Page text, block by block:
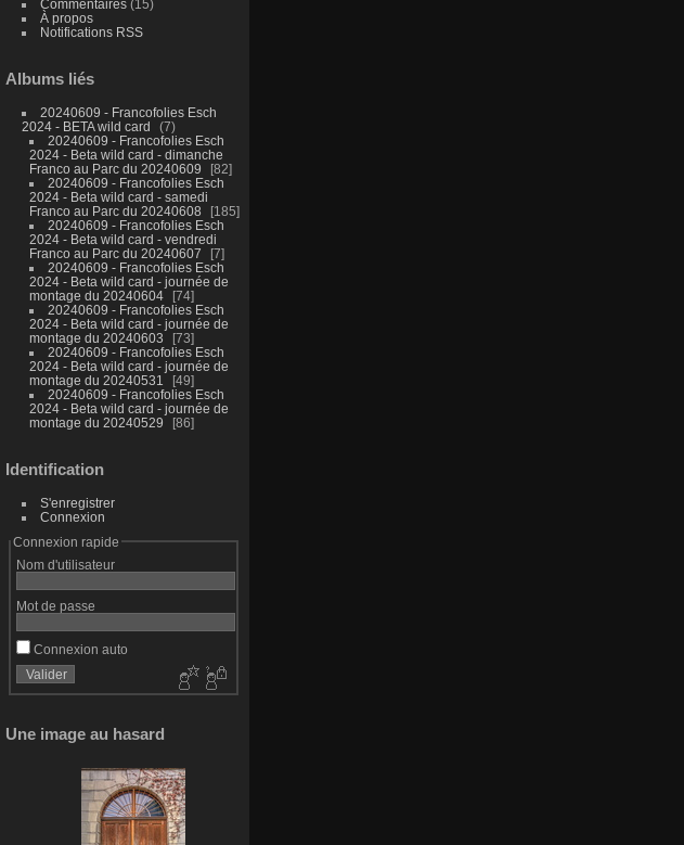
Commentaires(15)
À propos
Notifications RSS
Albums liés
20240609 - Francofolies Esch
2024 - BETA wild card
7
20240609 - Francofolies Esch
2024 - Beta wild card - dimanche
Franco au Parc du 20240609
82
20240609 - Francofolies Esch
2024 - Beta wild card - samedi
Franco au Parc du 20240608
185
20240609 - Francofolies Esch
2024 - Beta wild card - vendredi
Franco au Parc du 20240607
7
20240609 - Francofolies Esch
2024 - Beta wild card - journée de
montage du 20240604
74
20240609 - Francofolies Esch
2024 - Beta wild card - journée de
montage du 20240603
73
20240609 - Francofolies Esch
2024 - Beta wild card - journée de
montage du 20240531
49
20240609 - Francofolies Esch
2024 - Beta wild card - journée de
montage du 20240529
86
Identification
S'enregistrer
Connexion
Connexion rapide
Nom d'utilisateur
Mot de passe
Connexion auto
Une image au hasard